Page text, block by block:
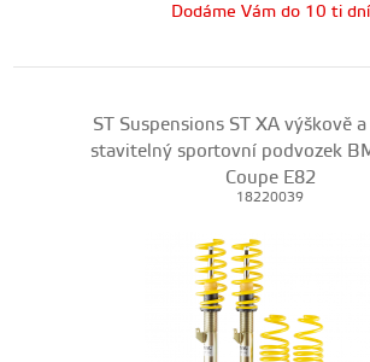
Dodáme Vám do 10 ti dní
ST Suspensions ST XA výškově
stavitelný sportovní podvozek
Coupe E82
18220039